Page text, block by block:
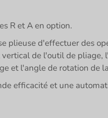
R et A en option.
plieuse d'effectuer des
de l'outil de pliage,
et l'angle de rotation de
efficacité et une